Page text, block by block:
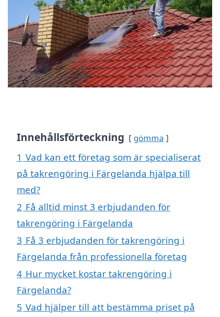
Innehållsförteckning gömma
1 Vad kan ett företag som är specialiserat
på takrengöring i Färgelanda hjälpa till
med?
2 Få alltid minst 3 erbjudanden för
takrengöring i Färgelanda
3 Få 3 erbjudanden för takrengöring i
Färgelanda från professionella företag
4 Hur mycket kostar takrengöring i
Färgelanda?
5 Vad hjälper till att bestämma priset på